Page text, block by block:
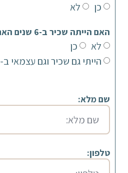
כן לא
האם הייתה שכיר ב-6 שנים האחרונות?
לא
כן
הייתי גם שכיר וגם עצמאי ב-6 שנים האחרונות
שם מלא:
טלפון: